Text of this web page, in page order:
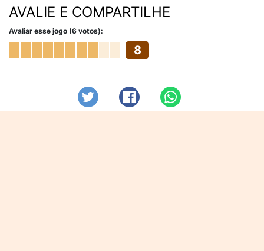
AVALIE E COMPARTILHE
Avaliar esse jogo (6 votos):
8